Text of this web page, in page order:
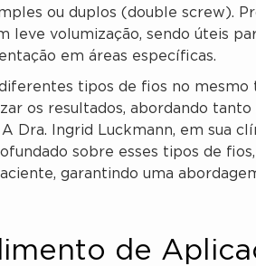
ou duplos (double screw).
leve volumização, sendo úteis
em áreas específicas.
tipos de fios no
os resultados, abordando
Dra. Ingrid Luckmann, em sua
sobre esses tipos de
garantindo uma
de